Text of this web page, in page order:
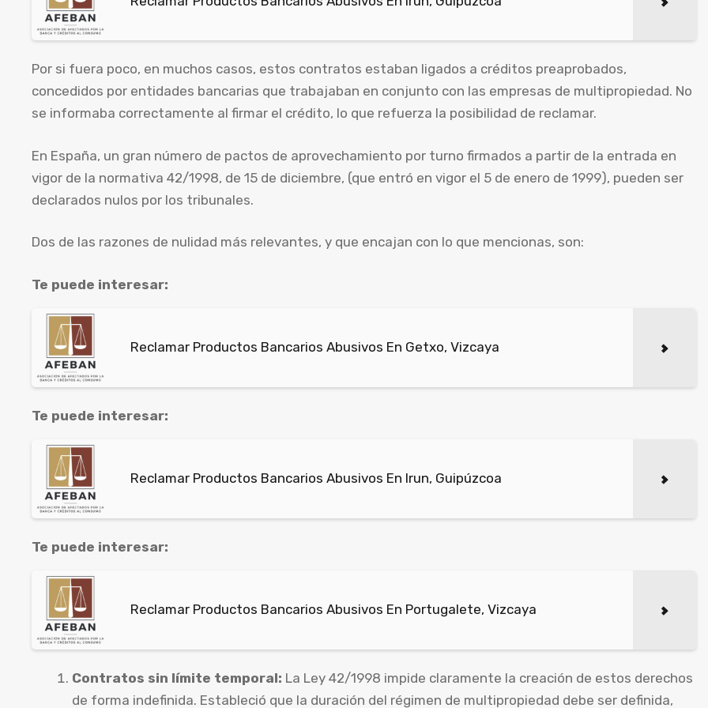
Por si fuera poco, en muchos casos, estos contratos estaban ligados a créditos preaprobados,
concedidos por entidades bancarias que trabajaban en conjunto con las empresas de multipropiedad. No
se informaba correctamente al firmar el crédito, lo que refuerza la posibilidad de reclamar.
En España, un gran número de pactos de aprovechamiento por turno firmados a partir de la entrada en
vigor de la normativa 42/1998, de 15 de diciembre, (que entró en vigor el 5 de enero de 1999), pueden ser
declarados nulos por los tribunales.
Dos de las razones de nulidad más relevantes, y que encajan con lo que mencionas, son:
Te puede interesar:
Reclamar Productos Bancarios Abusivos En Getxo, Vizcaya
Te puede interesar:
Reclamar Productos Bancarios Abusivos En Irun, Guipúzcoa
Te puede interesar:
Reclamar Productos Bancarios Abusivos En Portugalete, Vizcaya
Contratos sin límite temporal: La Ley 42/1998 impide claramente la creación de estos derechos
de forma indefinida. Estableció que la duración del régimen de multipropiedad debe ser definida,